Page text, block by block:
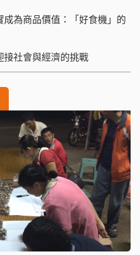
成為商品價值：「好食機」的
接社會與經濟的挑戰